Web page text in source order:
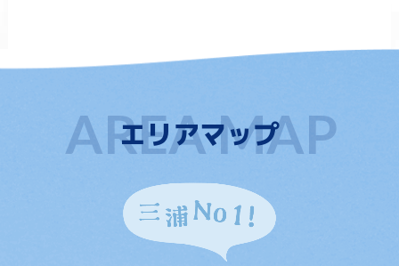
エリアマップ